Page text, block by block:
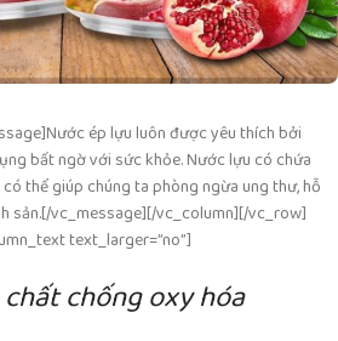
Nước ép lựu luôn được yêu thích bởi
bất ngờ với sức khỏe. Nước lựu có chứa
thể giúp chúng ta phòng ngừa ung thư, hỗ
sản.[/vc_message][/vc_column][/vc_row]
text_larger=”no”]
chống oxy hóa